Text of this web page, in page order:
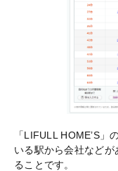
「LIFULL HOME’S
いる駅から会社など
ることです。